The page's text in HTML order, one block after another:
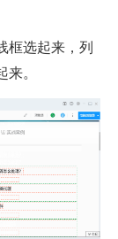
框选起来，列
。